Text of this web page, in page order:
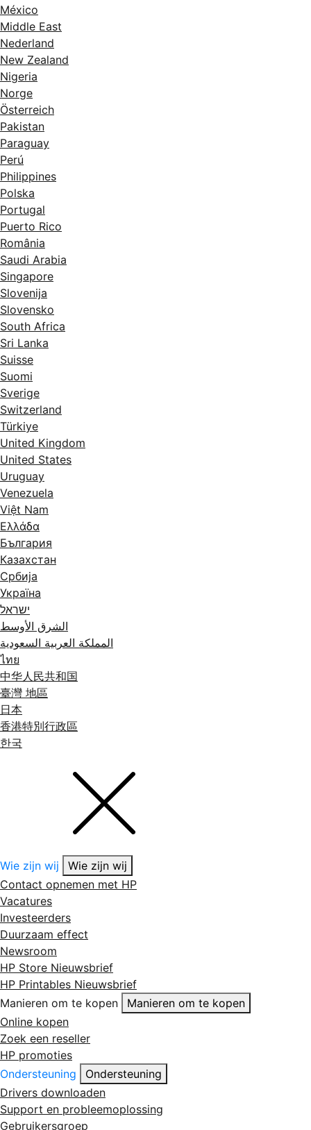
México
Middle East
Nederland
New Zealand
Nigeria
Norge
Österreich
Pakistan
Paraguay
Perú
Philippines
Polska
Portugal
Puerto Rico
România
Saudi Arabia
Singapore
Slovenija
Slovensko
South Africa
Sri Lanka
Suisse
Suomi
Sverige
Switzerland
Türkiye
United Kingdom
United States
Uruguay
Venezuela
Việt Nam
Ελλάδα
България
Казахстан
Србија
Україна
ישראל
الشرق الأوسط
المملكة العربية السعودية
ไทย
中华人民共和国
臺灣 地區
日本
香港特別行政區
한국
Wie zijn wij
Wie zijn wij
Contact opnemen met HP
Vacatures
Investeerders
Duurzaam effect
Newsroom
HP Store Nieuwsbrief
HP Printables Nieuwsbrief
Manieren om te kopen
Manieren om te kopen
Online kopen
Zoek een reseller
HP promoties
Ondersteuning
Ondersteuning
Drivers downloaden
Support en probleemoplossing
Gebruikersgroep